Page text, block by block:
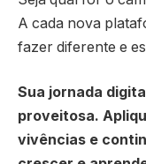
A cada nova
fazer diferente e
Sua jornada
proveitosa.
vivências e